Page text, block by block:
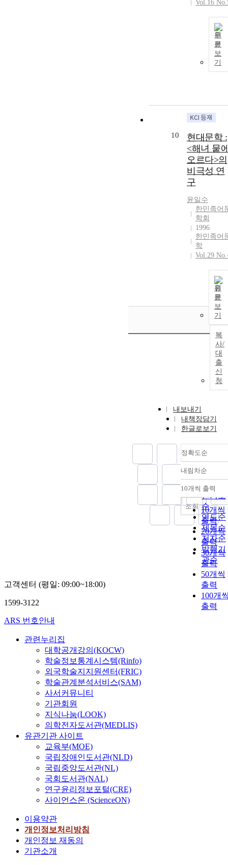
Vol.16
원
문
보
기
10
현대문학 :
<해녀 뭍
오르다>의
비극성 연
구
윤일수
한민족어
학회
1996
한민족어
학
Vol.29
원
문
보
기
복
사/
대
출
신
청
내보내기
내책장담기
한글로보기
정확도순
정확도
순
인기도
순
연도순
제목순
저자순
발행기
관순
내림차순
내림차
10개씩 출력
10개씩
출력
20개씩
출력
30개씩
출력
50개씩
출력
100개
출력
조회
고객센터 (평일: 09:00~18:00)
1599-3122
ARS 번호안내
관련누리집
대학공개강의(KOCW)
학술정보통계시스템(Rinfo)
외국학술지지원센터(FRIC)
학술관계분석서비스(SAM)
사서커뮤니티
기관회원
지식나눔(LOOK)
의학전자도서관(MEDLIS)
유관기관 사이트
교육부(MOE)
국립장애인도서관(NLD)
국립중앙도서관(NL)
국회도서관(NAL)
연구윤리정보포털(CRE)
사이언스온 (ScienceON)
이용약관
개인정보처리방침
개인정보 재동의
기관소개